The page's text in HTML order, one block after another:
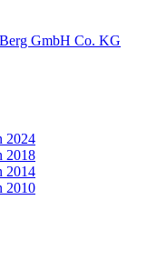
GmbH Co. KG
2024
2018
2014
2010